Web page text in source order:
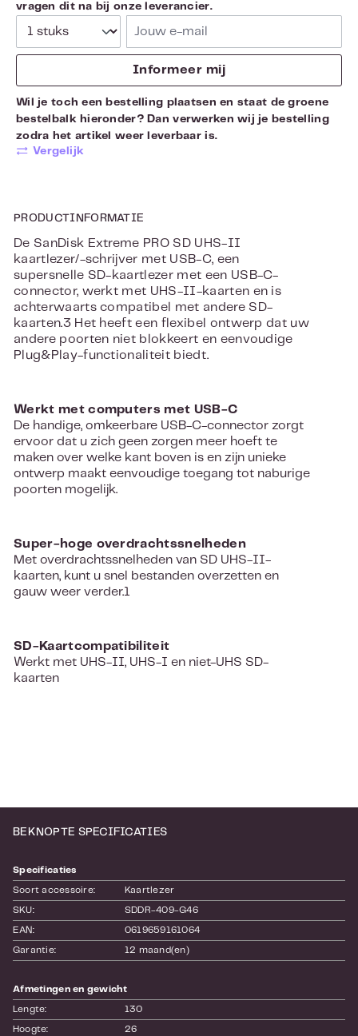
vragen dit na bij onze leverancier.
Informeer mij
Wil je toch een bestelling plaatsen en staat de groene
bestelbalk hieronder? Dan verwerken wij je bestelling
zodra het artikel weer leverbaar is.
Vergelijk
PRODUCTINFORMATIE
De SanDisk Extreme PRO SD UHS-II
kaartlezer/-schrijver met USB-C, een
supersnelle SD-kaartlezer met een USB-C-
connector, werkt met UHS-II-kaarten en is
achterwaarts compatibel met andere SD-
kaarten.3 Het heeft een flexibel ontwerp dat uw
andere poorten niet blokkeert en eenvoudige
Plug&Play-functionaliteit biedt.
Werkt met computers met USB-C
De handige, omkeerbare USB-C-connector zorgt
ervoor dat u zich geen zorgen meer hoeft te
maken over welke kant boven is en zijn unieke
ontwerp maakt eenvoudige toegang tot naburige
poorten mogelijk.
Super-hoge overdrachtssnelheden
Met overdrachtssnelheden van SD UHS-II-
kaarten, kunt u snel bestanden overzetten en
gauw weer verder.1
SD-Kaartcompatibiliteit
Werkt met UHS-II, UHS-I en niet-UHS SD-
kaarten
BEKNOPTE SPECIFICATIES
Specificaties
Soort accessoire: Kaartlezer
SKU: SDDR-409-G46
EAN: 0619659161064
Garantie: 12 maand(en)
Afmetingen en gewicht
Lengte: 130
Hoogte: 26